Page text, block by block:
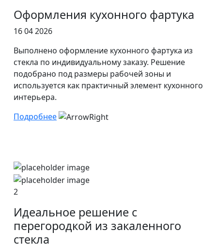
Оформления кухонного фартука
16 04 2026
Выполнено оформление кухонного фартука из
стекла по индивидуальному заказу. Решение
подобрано под размеры рабочей зоны и
используется как практичный элемент кухонного
интерьера.
Подробнее
2
Идеальное решение с
перегородкой из закаленного
стекла